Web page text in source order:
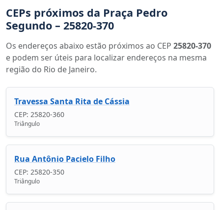
CEPs próximos da Praça Pedro
Segundo – 25820-370
Os endereços abaixo estão próximos ao CEP 25820-370
e podem ser úteis para localizar endereços na mesma
região do Rio de Janeiro.
Travessa Santa Rita de Cássia
CEP: 25820-360
Triângulo
Rua Antônio Pacielo Filho
CEP: 25820-350
Triângulo